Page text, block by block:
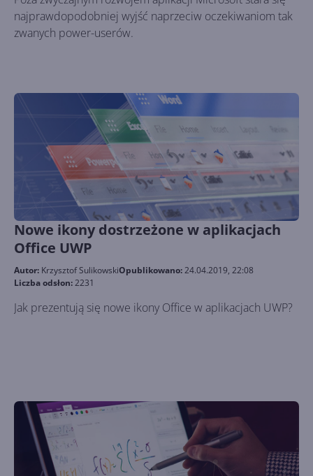
najprawdopodobniej wyjść naprzeciw oczekiwaniom tak
zwanych power-userów.
Nowe ikony dostrzeżone w aplikacjach
Office UWP
Autor: Krzysztof SulikowskiOpublikowano:24.04.2019, 22:08
Liczba odsłon:2231
Jak prezentują się nowe ikony Office w aplikacjach UWP?